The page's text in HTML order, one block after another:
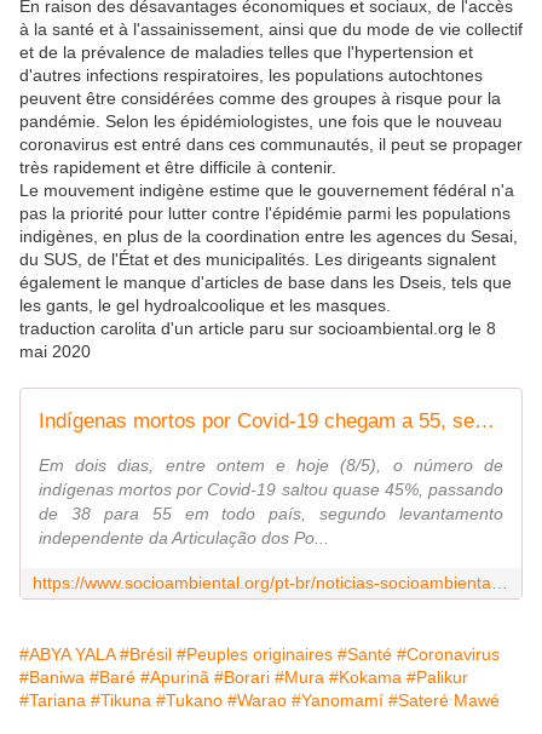
En raison des désavantages économiques et sociaux, de l'accès
à la santé et à l'assainissement, ainsi que du mode de vie collectif
et de la prévalence de maladies telles que l'hypertension et
d'autres infections respiratoires, les populations autochtones
peuvent être considérées comme des groupes à risque pour la
pandémie. Selon les épidémiologistes, une fois que le nouveau
coronavirus est entré dans ces communautés, il peut se propager
très rapidement et être difficile à contenir.
Le mouvement indigène estime que le gouvernement fédéral n'a
pas la priorité pour lutter contre l'épidémie parmi les populations
indigènes, en plus de la coordination entre les agences du Sesai,
du SUS, de l'État et des municipalités. Les dirigeants signalent
également le manque d'articles de base dans les Dseis, tels que
les gants, le gel hydroalcoolique et les masques.
traduction carolita d'un article paru sur socioambiental.org le 8
mai 2020
Indígenas mortos por Covid-19 chegam a 55, segundo Apib; número cresce 45% em dois dias
Em dois dias, entre ontem e hoje (8/5), o número de
indígenas mortos por Covid-19 saltou quase 45%, passando
de 38 para 55 em todo país, segundo levantamento
independente da Articulação dos Po...
#ABYA YALA #Brésil #Peuples originaires #Santé #Coronavirus
#Baniwa #Baré #Apurinã #Borari #Mura #Kokama #Palikur
#Tariana #Tikuna #Tukano #Warao #Yanomamí #Sateré Mawé